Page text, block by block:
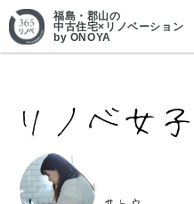
福島・郡山の
中古住宅×リノベーション
by ONOYA